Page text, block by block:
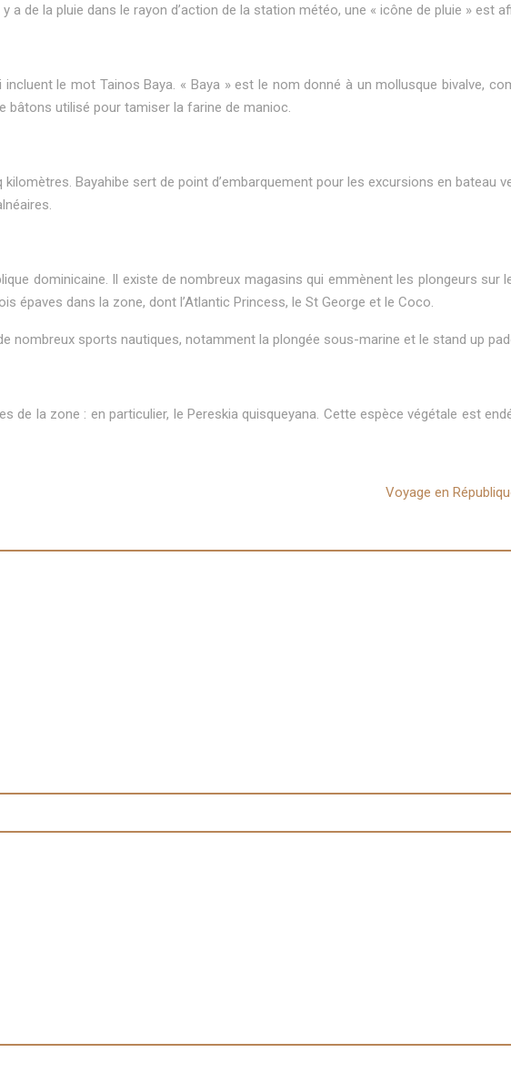
la pluie dans le rayon d’action de la station météo, une « icône de pluie » est
le mot Tainos Baya. « Baya » est le nom donné à un mollusque bivalve,
bâtons utilisé pour tamiser la farine de manioc.
Bayahibe sert de point d’embarquement pour les excursions en bateau
dominicaine. Il existe de nombreux magasins qui emmènent les plongeurs
épaves dans la zone, dont l’Atlantic Princess, le St George et le Coco.
sports nautiques, notamment la plongée sous-marine et le stand up
la zone : en particulier, le Pereskia quisqueyana. Cette espèce végétale est
Voyage en